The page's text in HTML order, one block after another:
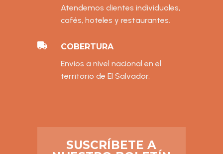
Atendemos clientes individuales,
cafés, hoteles y restaurantes.

COBERTURA
Envíos a nivel nacional en el
territorio de El Salvador.
SUSCRÍBETE A